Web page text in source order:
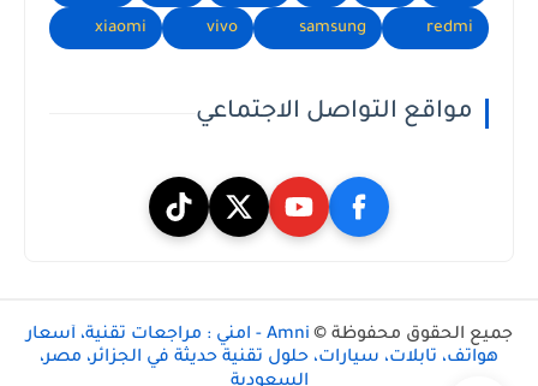
redmi
samsung
vivo
xiaomi
مواقع التواصل الاجتماعي
جميع الحقوق محفوظة ©
Amni - امني : مراجعات تقنية، أسعار
هواتف، تابلات، سيارات، حلول تقنية حديثة في الجزائر، مصر،